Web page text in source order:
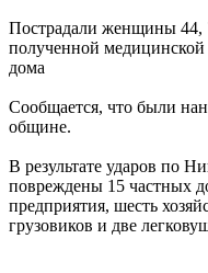
Пострадали женщины 44,
полученной
дома
Сообщается, что были
общине.
В результате ударов по
повреждены 15 частных
предприятия, шесть
грузовиков и две